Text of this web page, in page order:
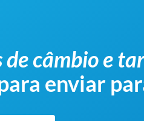
câmbio e
enviar